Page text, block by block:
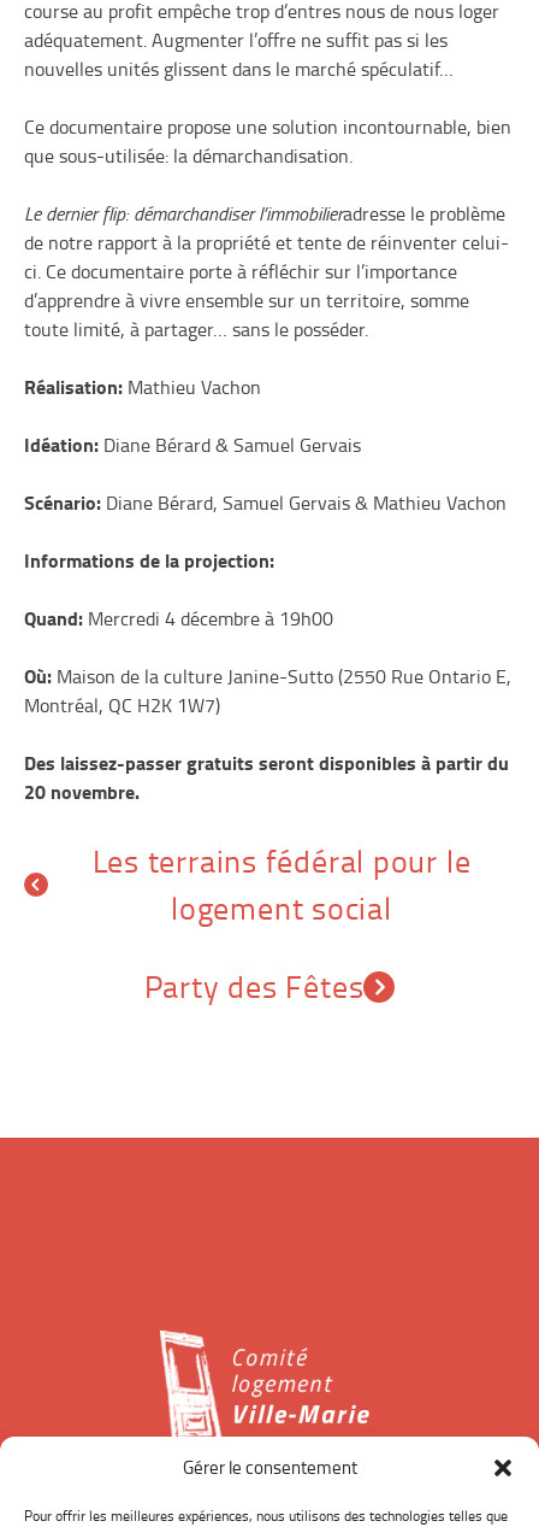
Gérer le consentement
Pour offrir les meilleures expériences, nous utilisons des technologies telles que
course au profit empêche trop d’entres nous de nous loger
adéquatement. Augmenter l’offre ne suffit pas si les
nouvelles unités glissent dans le marché spéculatif…
Ce documentaire propose une solution incontournable, bien
que sous-utilisée: la démarchandisation.
Le dernier flip: démarchandiser l’immobilieradresse le problème
de notre rapport à la propriété et tente de réinventer celui-
ci. Ce documentaire porte à réfléchir sur l’importance
d’apprendre à vivre ensemble sur un territoire, somme
toute limité, à partager… sans le posséder.
Réalisation: Mathieu Vachon
Idéation: Diane Bérard & Samuel Gervais
Scénario: Diane Bérard, Samuel Gervais & Mathieu Vachon
Informations de la projection:
Quand: Mercredi 4 décembre à 19h00
Où: Maison de la culture Janine-Sutto (2550 Rue Ontario E,
Montréal, QC H2K 1W7)
Des laissez-passer gratuits seront disponibles à partir du
20 novembre.
Navigation
l’article
Les terrains fédéral pour le
logement social
Party des Fêtes
Le Comité logement Ville-Marie est un organisme à but